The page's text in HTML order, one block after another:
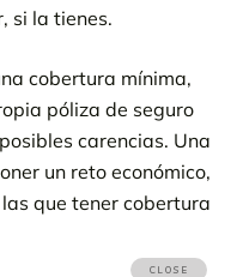
si la tienes.
cobertura mínima,
póliza de seguro
carencias. Una
un reto económico,
que tener cobertura